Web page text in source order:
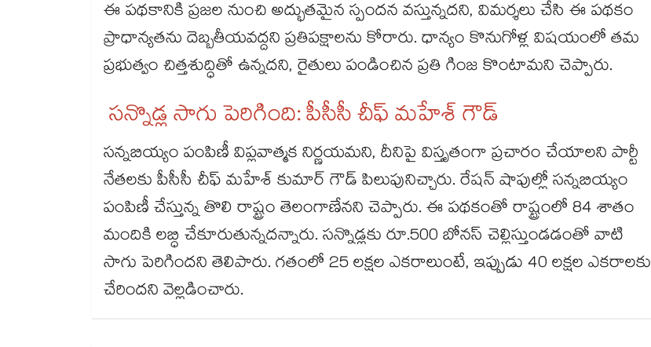
ఈ పథకానికి ప్రజల నుంచి అద్భుతమైన స్పందన వస్తున్నదని, విమర్శలు చేసి ఈ పథకం
ప్రాధాన్యతను దెబ్బతీయవద్దని ప్రతిపక్షాలను కోరారు. ధాన్యం కొనుగోళ్ల విషయంలో తమ
ప్రభుత్వం చిత్తశుద్ధితో ఉన్నదని, రైతులు పండించిన ప్రతి గింజ కొంటామని చెప్పారు.
సన్నొడ్ల సాగు పెరిగింది: పీసీసీ చీఫ్ మహేశ్ గౌడ్
సన్నబియ్యం పంపిణీ విప్లవాత్మక నిర్ణయమని, దీనిపై విస్తృతంగా ప్రచారం చేయాలని పార్టీ
నేతలకు పీసీసీ చీఫ్ మహేశ్ కుమార్ గౌడ్ పిలుపునిచ్చారు. రేషన్ షాపుల్లో సన్నబియ్యం
పంపిణీ చేస్తున్న తొలి రాష్ట్రం తెలంగాణేనని చెప్పారు. ఈ పథకంతో రాష్ట్రంలో 84 శాతం
మందికి లబ్ధి చేకూరుతున్నదన్నారు. సన్నొడ్లకు రూ.500 బోనస్ చెల్లిస్తుండడంతో వాటి
సాగు పెరిగిందని తెలిపారు. గతంలో 25 లక్షల ఎకరాలుంటే, ఇప్పుడు 40 లక్షల ఎకరాలకు
చేరిందని వెల్లడించారు.